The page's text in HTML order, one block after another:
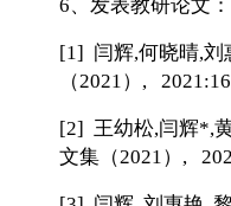
6、发表教研论文：
[1] 闫辉,何晓晴,刘
（2021） ,
[2] 王幼松,闫辉*,
文集（2021） ,